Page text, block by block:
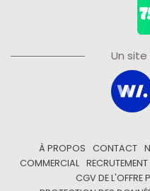
Un
À PROPOS CONTACT
COMMERCIAL
RECRUTEMENT
CGV DE L'OFFRE